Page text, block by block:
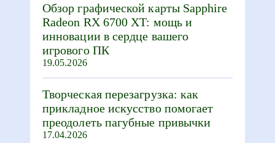
Обзор графической карты Sapphire
Radeon RX 6700 XT: мощь и
инновации в сердце вашего
игрового ПК
19.05.2026
Творческая перезагрузка: как
прикладное искусство помогает
преодолеть пагубные привычки
17.04.2026